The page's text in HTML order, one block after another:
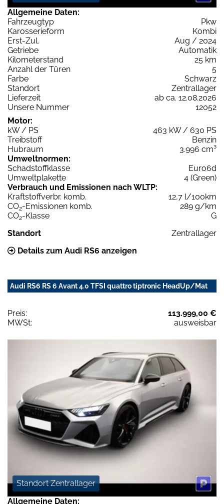
Allgemeine Daten:
Fahrzeugtyp
Pkw
Karosserieform
Kombi
Erst-Zul.
Aug / 2024
Getriebe
Automatik
Kilometerstand
25 km
Anzahl der Türen
5
Farbe
Schwarz
Standort
Zentrallager
Lieferzeit
ab ca. 12.08.2026
Unsere Nummer
12052
Motor:
kW / PS
463 kW / 630 PS
Treibstoff
Benzin
Hubraum
3.996 cm³
Umweltnormen:
Schadstoffklasse
Euro6d
Umweltplakette
4 (Green)
Verbrauch und Emissionen nach WLTP:
Kraftstoffverbr. komb.
12,7 l/100km
CO2-Emissionen komb.
289 g/km
CO2-Klasse
G
Standort
Zentrallager
Details zum Audi RS6 anzeigen
Audi RS6 RS 6 Avant 4.0 TFSI quattro tiptronic HeadUp/Mat
Preis:
113.999,00 €
MWSt:
ausweisbar
Standort Zentrallager
Allgemeine Daten: